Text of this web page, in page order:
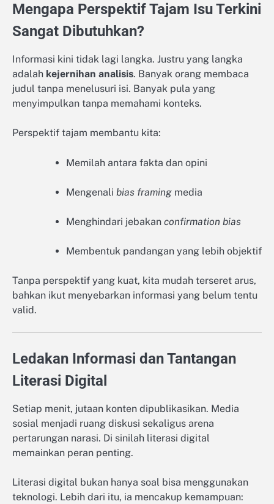
Mengapa Perspektif Tajam Isu Terkini
Sangat Dibutuhkan?
Informasi kini tidak lagi langka. Justru yang langka
adalah kejernihan analisis. Banyak orang membaca
judul tanpa menelusuri isi. Banyak pula yang
menyimpulkan tanpa memahami konteks.
Perspektif tajam membantu kita:
Memilah antara fakta dan opini
Mengenali bias framing media
Menghindari jebakan confirmation bias
Membentuk pandangan yang lebih objektif
Tanpa perspektif yang kuat, kita mudah terseret arus,
bahkan ikut menyebarkan informasi yang belum tentu
valid.
Ledakan Informasi dan Tantangan
Literasi Digital
Setiap menit, jutaan konten dipublikasikan. Media
sosial menjadi ruang diskusi sekaligus arena
pertarungan narasi. Di sinilah literasi digital
memainkan peran penting.
Literasi digital bukan hanya soal bisa menggunakan
teknologi. Lebih dari itu, ia mencakup kemampuan: